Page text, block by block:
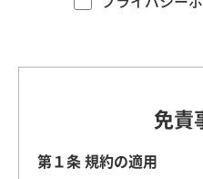
す。）を定めます。
第1条（プライバシー情
人情報保護法にいう
し、生存する個人に関
免責
第１条 規約の適用